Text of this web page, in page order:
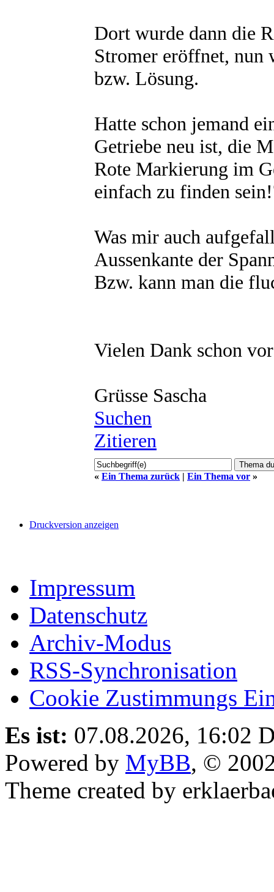
Dort wurde dann die
Stromer eröffnet, nun
bzw. Lösung.
Hatte schon jemand
Getriebe neu ist, die
Rote Markierung im
einfach zu finden
Was mir auch
Aussenkante der
Bzw. kann man die
Vielen Dank schon
Grüsse Sascha
Suchen
Zitieren
« Ein Thema zurück | Ein Thema vor »
Druckversion anzeigen
Impressum
Datenschutz
Archiv-Modus
RSS-Synchronisation
Cookie Zustimmungs
Es ist: 07.08.2026, 16:02
Powered by MyBB, ©
Theme created by